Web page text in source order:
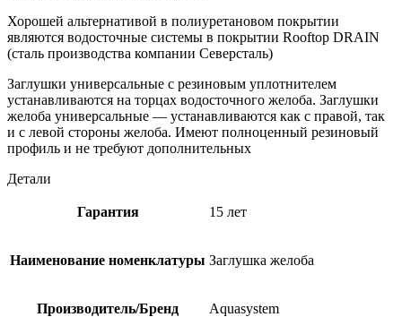
Хорошей альтернативой в полиуретановом покрытии
являются водосточные системы в покрытии Rooftop DRAIN
(сталь производства компании Северсталь)
Заглушки универсальные с резиновым уплотнителем
устанавливаются на торцах водосточного желоба. Заглушки
желоба универсальные — устанавливаются как с правой, так
и с левой стороны желоба. Имеют полноценный резиновый
профиль и не требуют дополнительных
Детали
Гарантия 15 лет
Наименование номенклатуры Заглушка желоба
Производитель/Бренд Aquasystem